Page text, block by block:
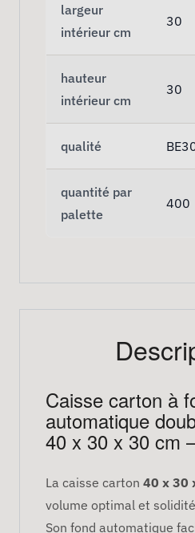
largeur
intérieur cm
30
hauteur
intérieur cm
30
qualité
quantité par
palette
400
Caisse carton à
automatique
40 x 30 x 30 cm
La caisse carton 40 x 30
volume optimal et
Son fond automatique